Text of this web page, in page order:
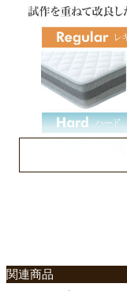
コイル数
SSS,410個 SS,630
梱包サイズ
約29x29x102(cm)
約29x29x102(cm)
約29x29x145(cm)
約29x29x85(cm)
約29x29x145(cm)
関連商品